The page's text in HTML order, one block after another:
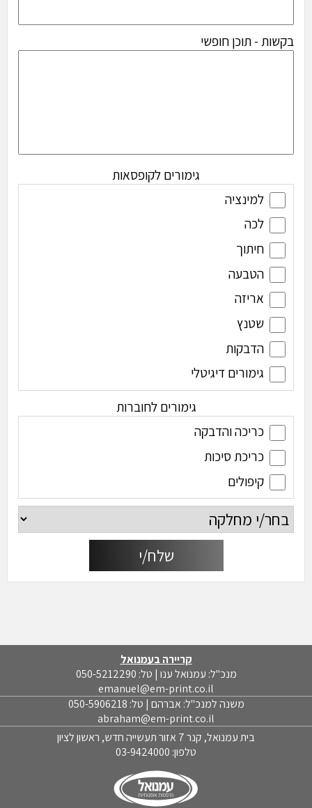
בקשות - תוכן חופשי
גימורים לקופסאות
למינציה
לכה
חיתוך
הטבעה
אריזה
שטנץ
הדבקות
גימורים דיגיטלי
גימורים לחוברות
כריכה והדבקה
כריכת סיכות
קיפולים
קריירה בעמנואל
מנכ"ל: עמנואל ענו | טל: 050-5212290
emanuel@em-print.co.il
משנה למנכ"ל: אברהם | טל: 050-5906218
abraham@em-print.co.il
בית עמנואל, קנר 7 אזור תעשייה חדש, ראשון לציון
טלפון: 03-9424000